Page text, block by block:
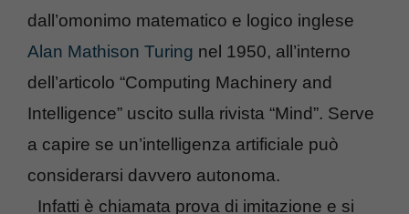
dall’omonimo matematico e logico inglese
Alan Mathison Turing nel 1950, all’interno
dell’articolo “Computing Machinery and
Intelligence” uscito sulla rivista “Mind”. Serve
a capire se un’intelligenza artificiale può
considerarsi davvero autonoma.
Infatti è chiamata prova di imitazione e si